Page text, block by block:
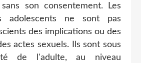
son consentement. Les
adolescents ne sont pas
des implications ou des
actes sexuels. Ils sont sous
de l'adulte, au niveau